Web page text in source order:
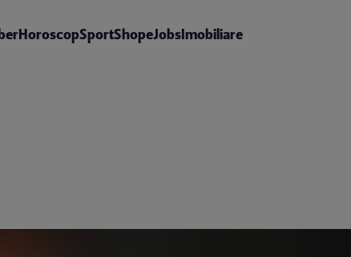
HoroscopSportShopeJobsImobiliare